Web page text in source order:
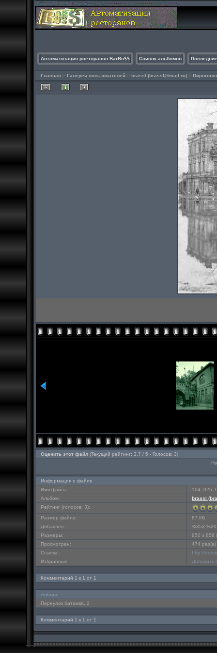
Автоматизация рсеторанов BarBo$$ Список альбомов
Главная > Галереи пользователей > brassl (brassl@mail.ru) >
Оценить этот файл (Текущий рейтинг: 3.7 / 5 - Голосов: 3)
Информация о файле
Имя файла:
Альбом:
brassl (
Рейтинг (голосов: 3):
Размер файла:
87 КБ
Добавлен:
%353
Размеры:
850 x 858
Просмотрен:
474 раз(а)
Ссылка:
http://
Избранные:
Добавить
Комментарий 1 к 1 от 1
Antique
Переулок Катаева, 2
Комментарий 1 к 1 от 1